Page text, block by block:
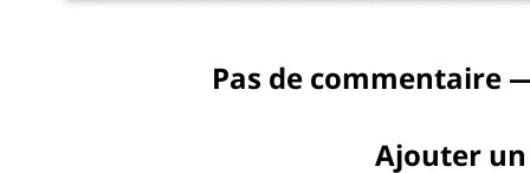
Pas de commentaire
Ajouter